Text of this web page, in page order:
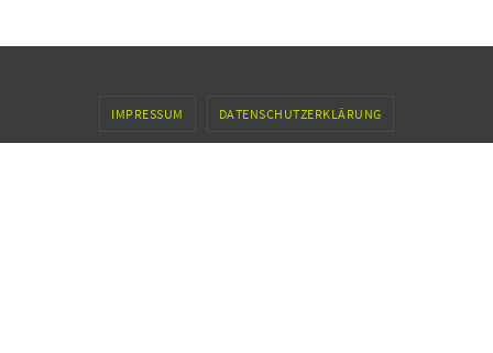
IMPRESSUM DATENSCHUTZERKLÄRUNG